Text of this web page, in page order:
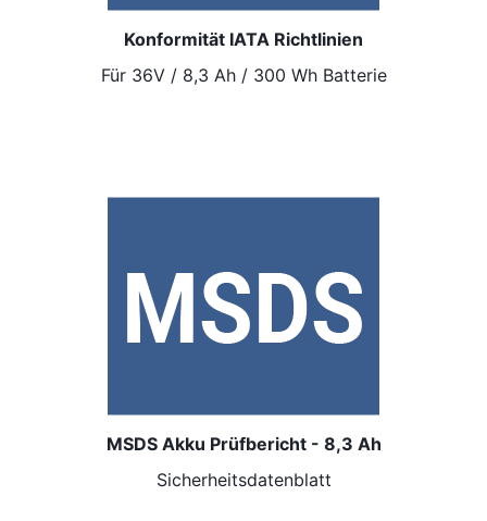
Konformität IATA Richtlinien
Für 36V / 8,3 Ah / 300 Wh Batterie
MSDS Akku Prüfbericht - 8,3 Ah
Sicherheitsdatenblatt